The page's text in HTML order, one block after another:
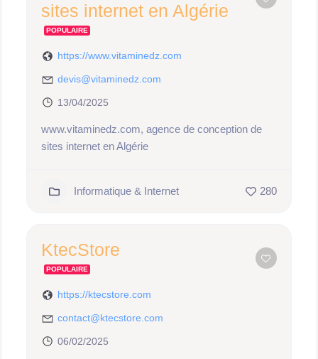
sites internet en Algérie
POPULAIRE
https://www.vitaminedz.com
devis@vitaminedz.com
13/04/2025
www.vitaminedz.com, agence de conception de
sites internet en Algérie
Informatique & Internet 280
KtecStore
POPULAIRE
https://ktecstore.com
contact@ktecstore.com
06/02/2025